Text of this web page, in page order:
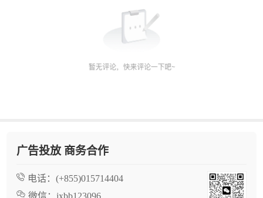
广告投放 商务合作
电话： (+855)015714404
微信： jxbb123096